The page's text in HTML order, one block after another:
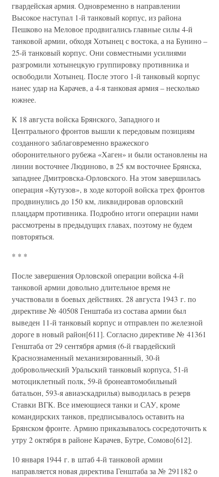
гвардейская армия. Одновременно в направлении
Высокое наступал 1-й танковый корпус, из района
Пешково на Меловое продвигались главные силы 4-й
танковой армии, обходя Хотынец с востока, а на Бунино –
25-й танковый корпус. Они совместными усилиями
разгромили хотынецкую группировку противника и
освободили Хотынец. После этого 1-й танковый корпус
нанес удар на Карачев, а 4-я танковая армия – несколько
южнее.
К 18 августа войска Брянского, Западного и
Центрального фронтов вышли к передовым позициям
созданного заблаговременно вражеского
оборонительного рубежа «Хаген» и были остановлены на
линии восточнее Людиново, в 25 км восточнее Брянска,
западнее Дмитровска-Орловского. На этом завершилась
операция «Кутузов», в ходе которой войска трех фронтов
продвинулись до 150 км, ликвидировав орловский
плацдарм противника. Подробно итоги операции нами
рассмотрены в предыдущих главах, поэтому не будем
повторяться.
* * *
После завершения Орловской операции войска 4-й
танковой армии довольно длительное время не
участвовали в боевых действиях. 28 августа 1943 г. по
директиве № 40508 Генштаба из состава армии был
выведен 11-й танковый корпус и отправлен по железной
дороге в новый район[611]. Согласно директиве № 41361
Генштаба от 29 сентября армия (6-й гвардейский
Краснознаменный механизированный, 30-й
добровольческий Уральский танковый корпуса, 51-й
мотоциклетный полк, 59-й бронеавтомобильный
батальон, 593-я авиаэскадрилья) выводилась в резерв
Ставки ВГК. Все имеющиеся танки и САУ, кроме
командирских танков, предписывалось оставить на
Брянском фронте. Армию приказывалось сосредоточить к
утру 2 октября в районе Карачев, Бутре, Сомово[612].
10 января 1944 г. в штаб 4-й танковой армии
направляется новая директива Генштаба за № 291182 о